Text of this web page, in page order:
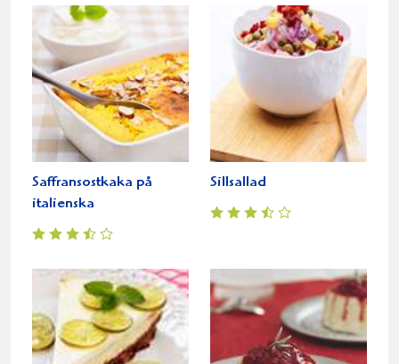
Saffransostkaka på
italienska
Sillsallad